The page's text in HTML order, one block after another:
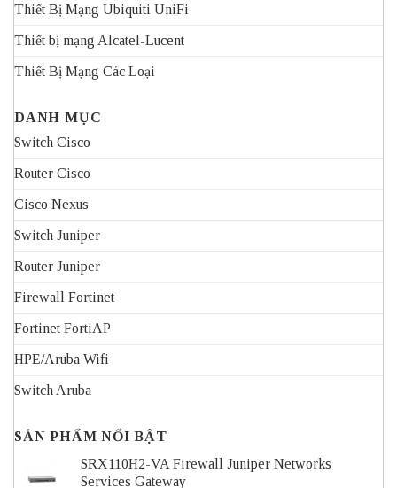
Thiết Bị Mạng Ubiquiti UniFi
Thiết bị mạng Alcatel-Lucent
Thiết Bị Mạng Các Loại
DANH MỤC
Switch Cisco
Router Cisco
Cisco Nexus
Switch Juniper
Router Juniper
Firewall Fortinet
Fortinet FortiAP
HPE/Aruba Wifi
Switch Aruba
SẢN PHẨM NỔI BẬT
SRX110H2-VA Firewall Juniper Networks
Services Gateway